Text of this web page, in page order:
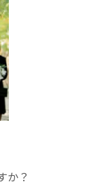
か？